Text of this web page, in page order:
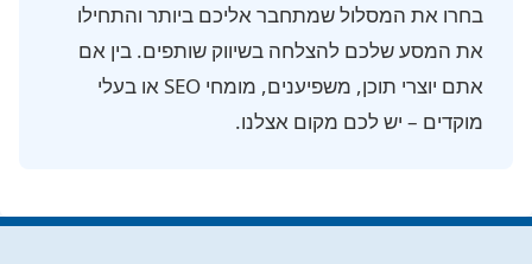
בחרו את המסלול שמתחבר אליכם ביותר והתחילו
את המסע שלכם להצלחה בשיווק שותפים. בין אם
אתם יוצרי תוכן, משפיענים, מומחי SEO או בעלי
מוקדים – יש לכם מקום אצלנו.